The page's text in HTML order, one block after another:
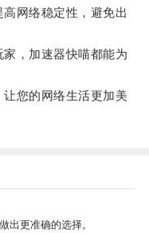
网络稳定性，避免出
，加速器快喵都能为
您的网络生活更加美
出更准确的选择。